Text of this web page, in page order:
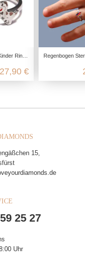
925 Sterling Silber
27,90 €
Regenbogen Stern Ring aus
15,
25 27
Uhr